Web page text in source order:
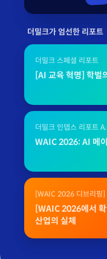
더밀크가 엄선한 리포트
더밀크 스페셜 리포트
[AI 교육 혁명] 학벌
더밀크 인뎁스 리포트
WAIC 2026: AI 메
[WAIC 2026 디브리핑]
[WAIC 2026에서
산업의 실체